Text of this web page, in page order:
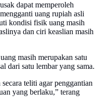
dapat memperoleh
uang rupiah asli
kondisi fisik uang masih
dan ciri keaslian masih
masih merupakan satu
dari satu lembar yang sama.
teliti agar penggantian
yang berlaku,” terang